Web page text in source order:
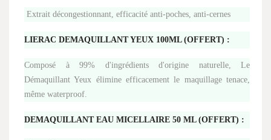
Extrait décongestionnant, efficacité anti-poches, anti-cernes
LIERAC DEMAQUILLANT YEUX 100ML (OFFERT) :
Composé à 99% d'ingrédients d'origine naturelle, Le
Démaquillant Yeux élimine efficacement le maquillage tenace,
même waterproof.
DEMAQUILLANT EAU MICELLAIRE 50 ML (OFFERT) :